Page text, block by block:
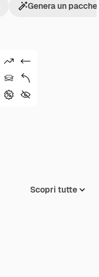
Genera un
Scopri tutte